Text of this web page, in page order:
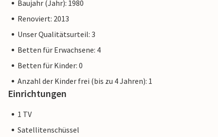
auch die Eifel und ihre Hausmannskost genießen.
tatsächliche Ausstattung kann leicht abweichen.
Baujahr (Jahr): 1980
Renoviert: 2013
Unser Qualitätsurteil: 3
Betten für Erwachsene: 4
Betten für Kinder: 0
Anzahl der Kinder frei (bis zu 4 Jahren): 1
Einrichtungen
1 TV
Satellitenschüssel